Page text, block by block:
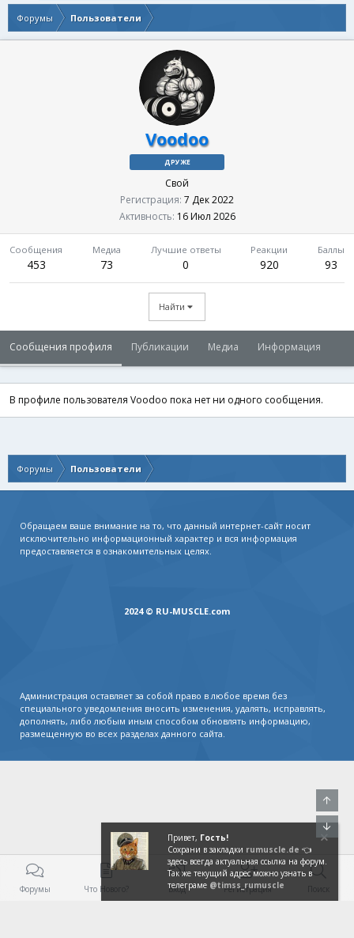
Форумы Пользователи
Voodoo
ДРУЖЕ
Свой
Регистрация 7 Дек 2022
Активность 16 Июл 2026
Сообщения
453
Медиа
73
Лучшие ответы
0
Реакции
920
Баллы
93
Найти
Сообщения профиля Публикации Медиа Информация
В профиле пользователя Voodoo пока нет ни одного сообщения.
Форумы Пользователи
Обращаем ваше внимание на то, что данный интернет-сайт носит
исключительно информационный характер и вся информация
предоставляется в ознакомительных целях.
2024 © RU-MUSCLE.com
Администрация оставляет за собой право в любое время без
специального уведомления вносить изменения, удалять, исправлять,
дополнять, либо любым иным способом обновлять информацию,
размещенную во всех разделах данного сайта.